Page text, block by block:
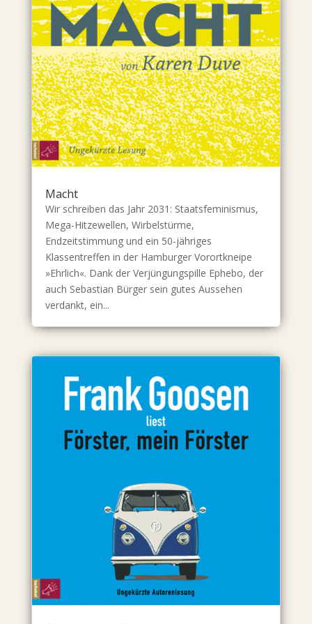
Macht
Wir schreiben das Jahr 2031: Staatsfeminismus,
Mega-Hitzewellen, Wirbelstürme,
Endzeitstimmung und ein 50-jähriges
Klassentreffen in der Hamburger Vorortkneipe
»Ehrlich«. Dank der Verjüngungspille Ephebo, der
auch Sebastian Bürger sein gutes Aussehen
verdankt, ein...